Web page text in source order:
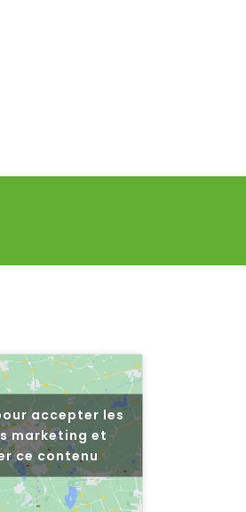
accepter les
marketing et
ce contenu